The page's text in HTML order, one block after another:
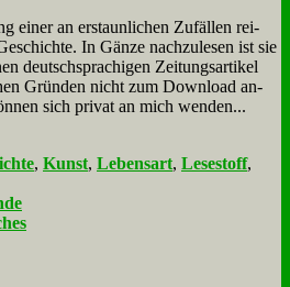
ei­ner an er­staun­li­chen Zu­fäl­len rei­
In Gän­ze nach­zu­le­sen ist sie
deutsch­spra­chi­gen Zei­tungs­ar­ti­kel
Grün­den nicht zum Down­load an­
sich pri­vat an mich wen­den...
, Kunst, Lebensart, Lesestoff,